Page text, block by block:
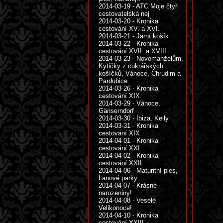
2014-03-19 - ATC Moje čtyři
cestovatelská nej
2014-03-20 - Kronika
cestování XV. a XVI.
2014-03-21 - Jarní košík
2014-03-22 - Kronika
cestování XVII. a XVIII.
2014-03-23 - Novomanželům,
Kytičky z cukrářských
košíčků, Vánoce, Chrudim a
Pardubice
2014-03-26 - Kronika
cestování XIX.
2014-03-29 - Vánoce,
Gänserndorf
2014-03-30 - Ibiza, Kelly
2014-03-31 - Kronika
cestování XIX.
2014-04-01 - Kronika
cestování XXI.
2014-04-02 - Kronika
cestování XXII.
2014-04-06 - Maturitní ples,
Lanové parky
2014-04-07 - Krásné
narozeniny!
2014-04-08 - Veselé
Velikonoce!
2014-04-10 - Kronika